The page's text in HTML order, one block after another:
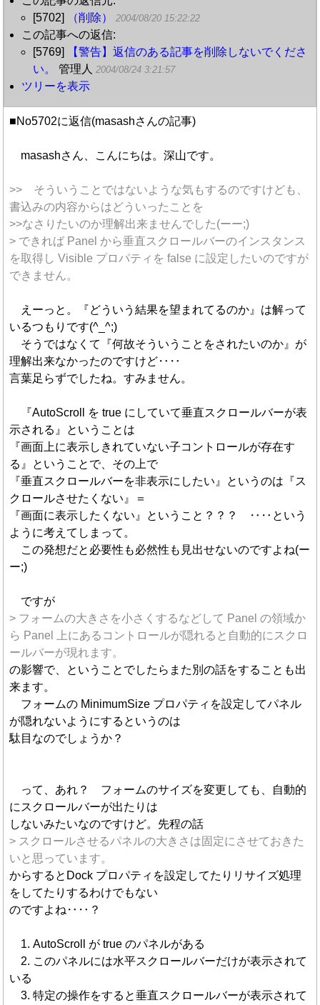
[5702]
（削除） 2004/08/20 15:22:22
この記事への返信:
[5769]
【警告】返信のある記事を削除しないでくださ
い。
管理人 2004/08/24 3:21:57
ツリーを表示
■No5702に返信(masashさんの記事)
masashさん、こんにちは。深山です。
>> そういうことではないような気もするのですけども、
書込みの内容からはどういったことを
>>なさりたいのか理解出来ませんでした(ーー;)
> できれば Panel から垂直スクロールバーのインスタンス
を取得し Visible プロパティを false に設定したいのですが
できません。
えーっと。『どういう結果を望まれてるのか』は解って
いるつもりです(^_^;)
そうではなくて『何故そういうことをされたいのか』が
理解出来なかったのですけど‥‥
言葉足らずでしたね。すみません。
『AutoScroll を true にしていて垂直スクロールバーが表
示される』ということは
『画面上に表示しきれていない子コントロールが存在す
る』ということで、その上で
『垂直スクロールバーを非表示にしたい』というのは『ス
クロールさせたくない』＝
『画面に表示したくない』ということ？？？ ‥‥という
ように考えてしまって。
この発想だと必要性も必然性も見出せないのですよね(ー
ー;)
ですが
> フォームの大きさを小さくするなどして Panel の領域か
ら Panel 上にあるコントロールが隠れると自動的にスクロ
ールバーが現れます。
の影響で、ということでしたらまた別の話をすることも出
来ます。
フォームの MinimumSize プロパティを設定してパネル
が隠れないようにするというのは
駄目なのでしょうか？
って、あれ？ フォームのサイズを変更しても、自動的
にスクロールバーが出たりは
しないみたいなのですけど。先程の話
> スクロールさせるパネルの大きさは固定にさせておきた
いと思っています。
からするとDock プロパティを設定してたりリサイズ処理
をしてたりするわけでもない
のですよね‥‥？
1. AutoScroll が true のパネルがある
2. このパネルには水平スクロールバーだけが表示されて
いる
3. 特定の操作をすると垂直スクロールバーが表示されて